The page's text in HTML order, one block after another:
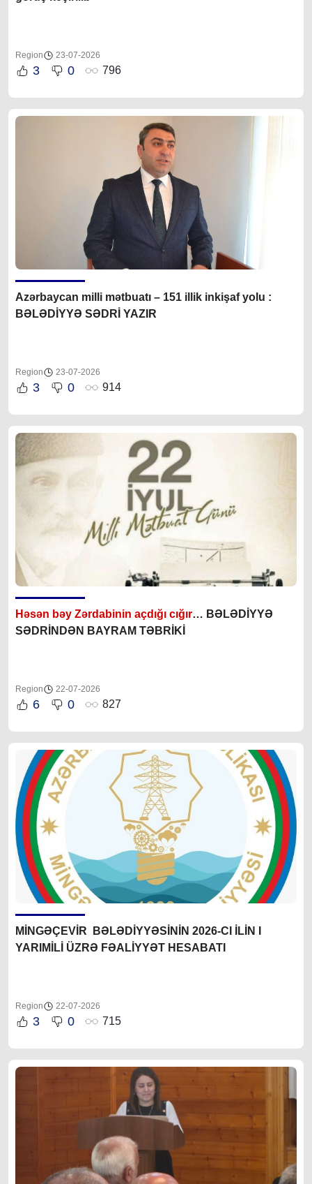
Region 23-07-2026
3 0 796
Azərbaycan milli mətbuatı – 151 illik inkişaf yolu :
BƏLƏDİYYƏ SƏDRİ YAZIR
Region 23-07-2026
3 0 914
Həsən bəy Zərdabinin açdığı cığır… BƏLƏDİYYƏ
SƏDRİNDƏN BAYRAM TƏBRİKİ
Region 22-07-2026
6 0 827
MİNGƏÇEVİR BƏLƏDİYYƏSİNİN 2026-CI İLİN I
YARIMİLİ ÜZRƏ FƏALİYYƏT HESABATI
Region 22-07-2026
3 0 715